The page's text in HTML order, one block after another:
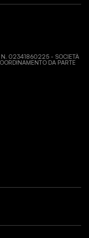
N. 02341860225 - SOCIETÀ
DA PARTE